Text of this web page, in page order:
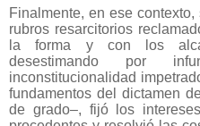
Finalmente, en ese
rubros resarcitorios
la forma y con los
desestimando por
inconstitucionalidad
fundamentos del dictamen
de grado–, fijó los